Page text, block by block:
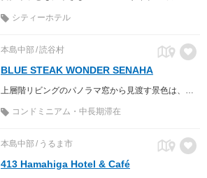
シティーホテル
本島中部 読谷村
BLUE STEAK WONDER SENAHA
コンドミニアム・中長期滞在
本島中部 うるま市
413 Hamahiga Hotel & Café